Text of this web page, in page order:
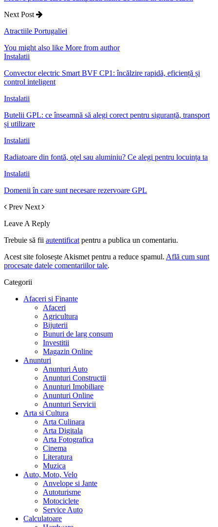
Next Post
Atractiile Portugaliei
You might also like More from author
Instalatii
Convector electric Smart BVF CP1: încălzire rapidă, eficiență și
control inteligent
Instalatii
Butelii GPL: ce înseamnă să alegi corect pentru siguranță, transport
și utilizare
Instalatii
Radiatoare din fontă, oțel sau aluminiu? Ce alegi pentru locuința ta
Instalatii
Domenii în care sunt necesare rezervoare GPL
Prev Next
Leave A Reply
Trebuie să fii autentificat pentru a publica un comentariu.
Acest site folosește Akismet pentru a reduce spamul. Află cum sunt
procesate datele comentariilor tale.
Categorii
Afaceri si Finante
Afaceri
Agricultura
Bijuterii
Bunuri de larg consum
Investitii
Magazin Online
Anunturi
Anunturi Auto
Anunturi Constructii
Anunturi Imobiliare
Anunturi Online
Anunturi Servicii
Arta si Cultura
Arta Culinara
Arta Digitala
Arta Fotografica
Cinema
Literatura
Muzica
Auto, Moto, Velo
Anvelope si Jante
Autoturisme
Motociclete
Service Auto
Calculatoare